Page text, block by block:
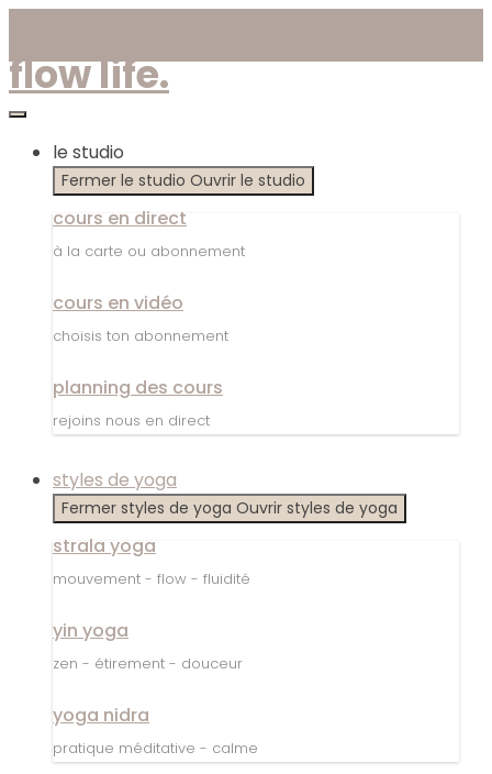
contenu
flow life.
le studio
Fermer le studio Ouvrir le studio
cours en direct
à la carte ou abonnement
cours en vidéo
choisis ton abonnement
planning des cours
rejoins nous en direct
styles de yoga
Fermer styles de yoga Ouvrir styles de yoga
strala yoga
mouvement - flow - fluidité
yin yoga
zen - étirement - douceur
yoga nidra
pratique méditative - calme